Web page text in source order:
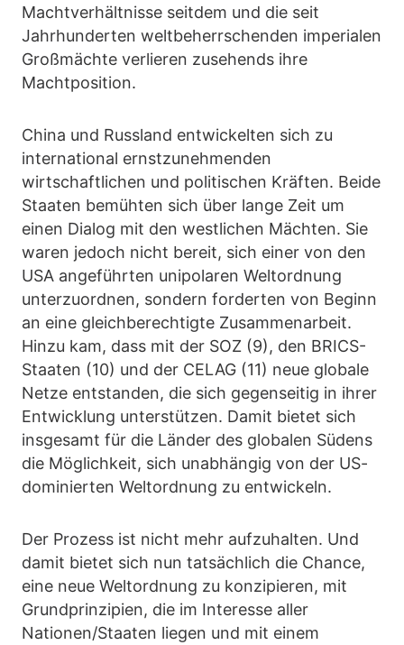
Machtverhältnisse seitdem und die seit
Jahrhunderten weltbeherrschenden imperialen
Großmächte verlieren zusehends ihre
Machtposition.
China und Russland entwickelten sich zu
international ernstzunehmenden
wirtschaftlichen und politischen Kräften. Beide
Staaten bemühten sich über lange Zeit um
einen Dialog mit den westlichen Mächten. Sie
waren jedoch nicht bereit, sich einer von den
USA angeführten unipolaren Weltordnung
unterzuordnen, sondern forderten von Beginn
an eine gleichberechtigte Zusammenarbeit.
Hinzu kam, dass mit der SOZ (9), den BRICS-
Staaten (10) und der CELAG (11) neue globale
Netze entstanden, die sich gegenseitig in ihrer
Entwicklung unterstützen. Damit bietet sich
insgesamt für die Länder des globalen Südens
die Möglichkeit, sich unabhängig von der US-
dominierten Weltordnung zu entwickeln.
Der Prozess ist nicht mehr aufzuhalten. Und
damit bietet sich nun tatsächlich die Chance,
eine neue Weltordnung zu konzipieren, mit
Grundprinzipien, die im Interesse aller
Nationen/Staaten liegen und mit einem